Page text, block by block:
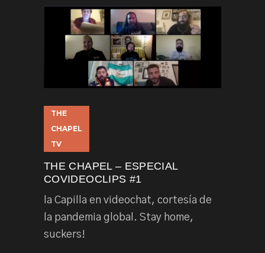
THE
CHAPEL
TV
THE CHAPEL – ESPECIAL
COVIDEOCLIPS #1
la Capilla en videochat, cortesía de
la pandemia global. Stay home,
suckers!